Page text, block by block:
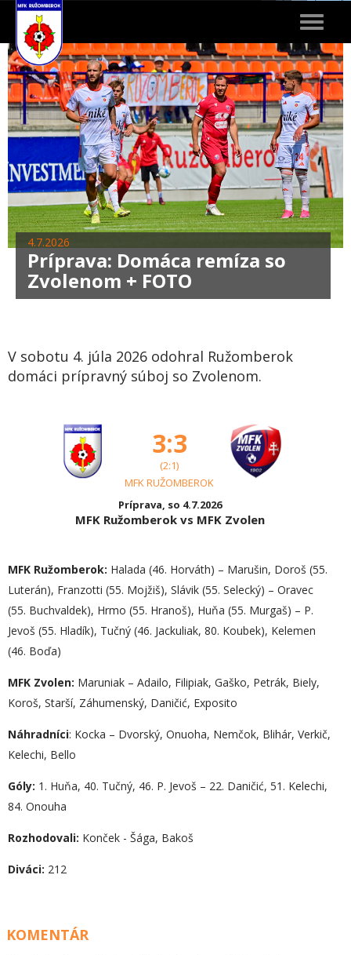
Toggle
4.7.2026
Príprava: Domáca remíza so
Zvolenom + FOTO
V sobotu 4. júla 2026 odohral Ružomberok
domáci prípravný súboj so Zvolenom.
3:3
(2:1)
MFK RUŽOMBEROK
Príprava, so 4.7.2026
MFK Ružomberok vs MFK Zvolen
MFK Ružomberok: Halada (46. Horváth) – Marušin, Doroš (55.
Luterán), Franzotti (55. Mojžiš), Slávik (55. Selecký) – Oravec
(55. Buchvaldek), Hrmo (55. Hranoš), Huňa (55. Murgaš) – P.
Jevoš (55. Hladík), Tučný (46. Jackuliak, 80. Koubek), Kelemen
(46. Boďa)
MFK Zvolen: Maruniak – Adailo, Filipiak, Gaško, Petrák, Biely,
Koroš, Starší, Záhumenský, Daničić, Exposito
Náhradníci: Kocka – Dvorský, Onuoha, Nemčok, Blihár, Verkič,
Kelechi, Bello
Góly: 1. Huňa, 40. Tučný, 46. P. Jevoš – 22. Daničić, 51. Kelechi,
84. Onouha
Rozhodovali: Konček - Šága, Bakoš
Diváci: 212
KOMENTÁR